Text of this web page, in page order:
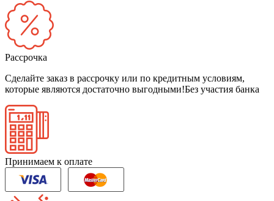
Рассрочка
Сделайте заказ в рассрочку или по кредитным условиям,
которые являются достаточно выгодными!Без участия банка
Принимаем к оплате